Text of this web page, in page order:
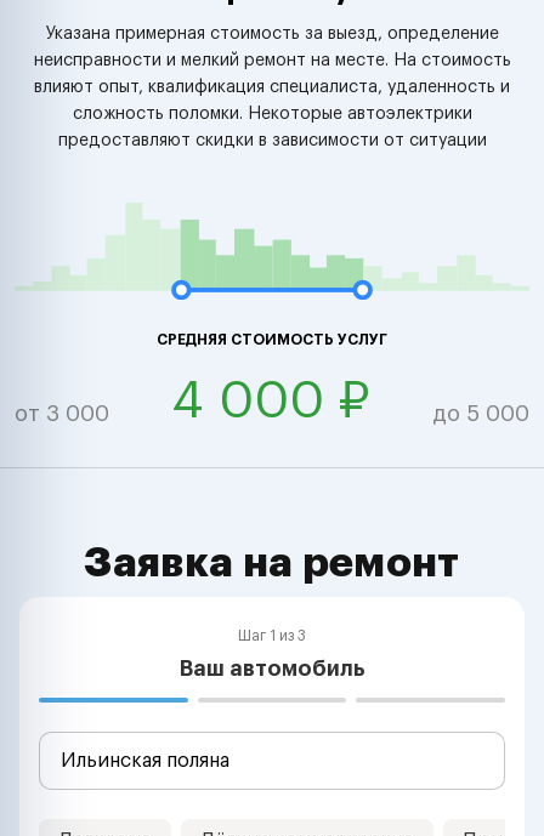
Указана примерная стоимость за выезд, определение
неисправности и мелкий ремонт на месте. На стоимость
влияют опыт, квалификация специалиста, удаленность и
сложность поломки. Некоторые автоэлектрики
предоставляют скидки в зависимости от ситуации
СРЕДНЯЯ СТОИМОСТЬ УСЛУГ
от 3 000 4 000 ₽ до 5 000
Заявка на ремонт
Шаг 1 из 3
Ваш автомобиль